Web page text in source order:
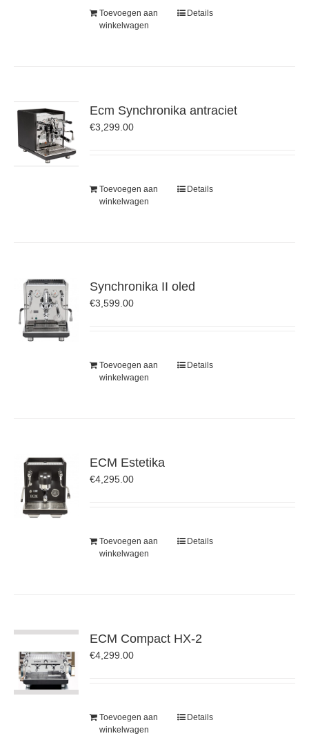
Toevoegen aan
winkelwagen
Details
Ecm Synchronika antraciet
€3,299.00
Toevoegen aan
winkelwagen
Details
Synchronika II oled
€3,599.00
Toevoegen aan
winkelwagen
Details
ECM Estetika
€4,295.00
Toevoegen aan
winkelwagen
Details
ECM Compact HX-2
€4,299.00
Toevoegen aan
winkelwagen
Details